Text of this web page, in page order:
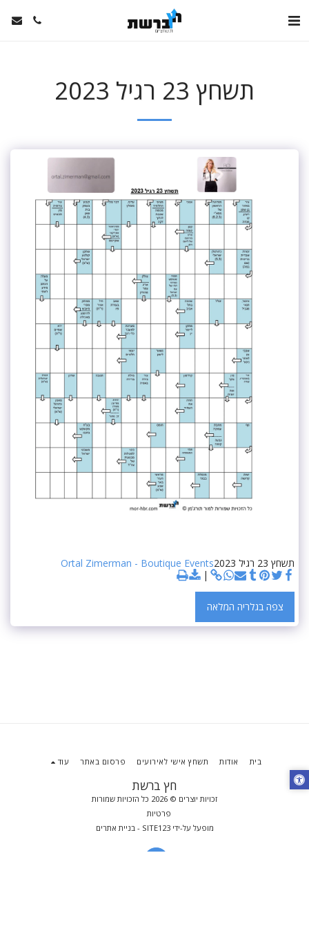
תשחץ 23 רגיל 2023
תשחץ 23 רגיל 2023 Ortal Zimerman - Boutique Events
צפה בגלריה המלאה
חץ ברשת
זכויות יוצרים © 2026 כל הזכויות שמורות
פרטיות
מופעל על-ידיSITE123
-בניית אתרים
בית אודות תשחץ אישי לאירועים פרסום באתר עוד